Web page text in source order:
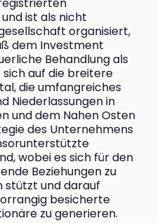
ist als nicht
organisiert,
dem Investment
Behandlung als
sich auf die breitere
die umfangreiches
Niederlassungen in
und dem Nahen Osten
des Unternehmens
wobei es sich für den
Beziehungen zu
stützt und darauf
besicherte
zu generieren.